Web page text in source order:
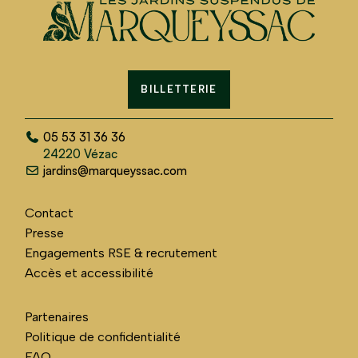
BILLETTERIE
05 53 31 36 36
24220 Vézac
jardins@marqueyssac.com
Contact
Presse
Engagements RSE & recrutement
Accès et accessibilité
Partenaires
Politique de confidentialité